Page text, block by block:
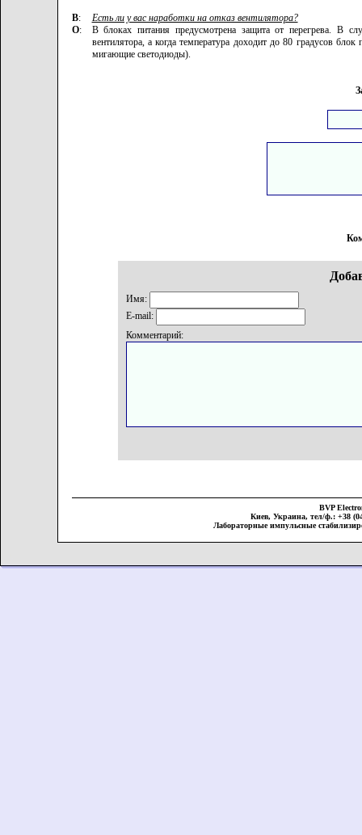
В:
Есть ли у вас наработки на отказ вентилятора?
О:
В блоках питания предусмотрена защита от перегрева. В
вентилятора, а когда температура доходит до 80 градусов
мигающие светодиоды).
Имя:
E-mail:
Комментарий:
BVP
Киев, Украина, тел/ф.: +38
Лабораторные импульсные